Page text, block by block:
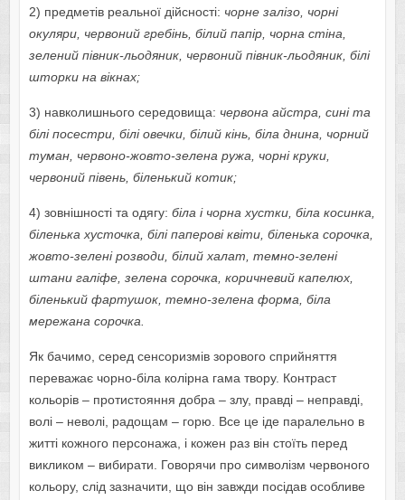
2) предметів реальної дійсності: чорне залізо, чорні
окуляри, червоний гребінь, білий папір, чорна стіна,
зелений півник-льодяник, червоний півник-льодяник, білі
шторки на вікнах;
3) навколишнього середовища: червона айстра, сині та
білі посестри, білі овечки, білий кінь, біла днина, чорний
туман, червоно-жовто-зелена ружа, чорні круки,
червоний півень, біленький котик;
4) зовнішності та одягу: біла і чорна хустки, біла косинка,
біленька хусточка, білі паперові квіти, біленька сорочка,
жовто-зелені розводи, білий халат, темно-зелені
штани галіфе, зелена сорочка, коричневий капелюх,
біленький фартушок, темно-зелена форма, біла
мережана сорочка.
Як бачимо, серед сенсоризмів зорового сприйняття
переважає чорно-біла колірна гама твору. Контраст
кольорів – протистояння добра – злу, правді – неправді,
волі – неволі, радощам – горю. Все це іде паралельно в
житті кожного персонажа, і кожен раз він стоїть перед
викликом – вибирати. Говорячи про символізм червоного
кольору, слід зазначити, що він завжди посідав особливе